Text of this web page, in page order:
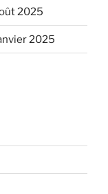
2025
2025